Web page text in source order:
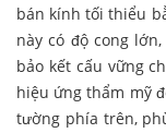
bán kính tối thiểu
này có độ cong
bảo kết cấu vững
hiệu ứng thẩm mỹ
tường phía trên,